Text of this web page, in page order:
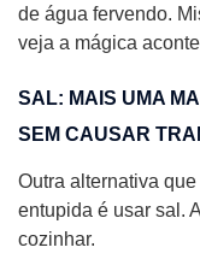
de água fervendo.
veja a mágica
SAL: MAIS UMA
SEM CAUSAR
Outra alternativa
entupida é usar sal.
cozinhar.